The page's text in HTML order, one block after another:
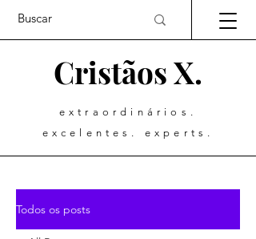
Cristãos X.
extraordinários.
excelentes. experts.
Todos os posts